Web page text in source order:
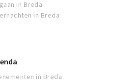
in Breda
in Breda
in Breda